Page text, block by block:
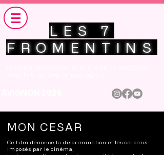
LES 7
FROMENTINS
MON CESAR
Ce film dénonce la discrimination et les carcans
imposés par le cinéma,